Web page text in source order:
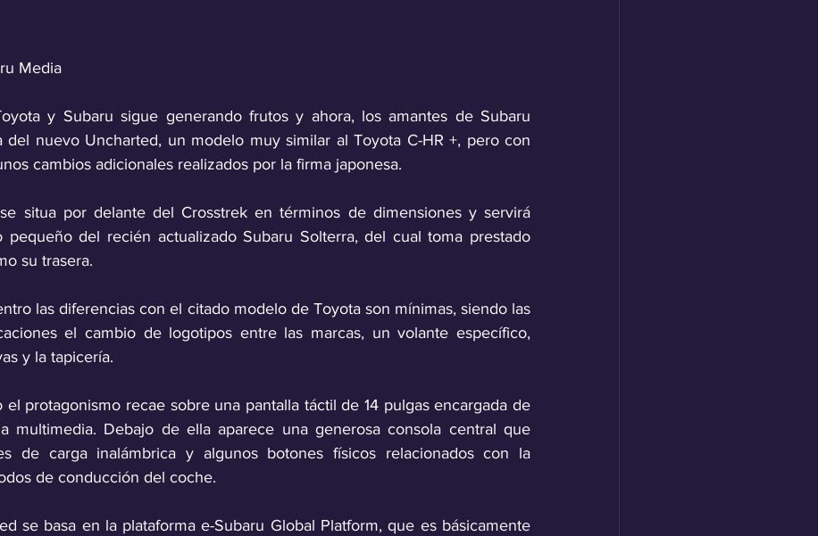
Media
y Subaru sigue generando frutos y ahora, los amantes de Subaru
del nuevo Uncharted, un modelo muy similar al Toyota C-HR +, pero con
cambios adicionales realizados por la firma japonesa.
situa por delante del Crosstrek en términos de dimensiones y servirá
pequeño del recién actualizado Subaru Solterra, del cual toma prestado
su trasera.
las diferencias con el citado modelo de Toyota son mínimas, siendo las
el cambio de logotipos entre las marcas, un volante específico,
y la tapicería.
el protagonismo recae sobre una pantalla táctil de 14 pulgas encargada de
multimedia. Debajo de ella aparece una generosa consola central que
de carga inalámbrica y algunos botones físicos relacionados con la
de conducción del coche.
se basa en la plataforma e-Subaru Global Platform, que es básicamente